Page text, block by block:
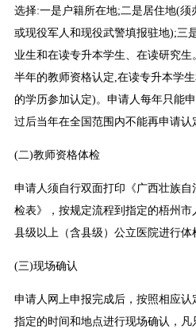
选择:一是户籍所在地;二是居住地(须
或现役军人和现役武警填报驻地);三
业生和在读专升本学生、在读研究
半年的教师资格认定,在读专升本学
的学历参加认定)。申请人每年只能
过后当年在全国范围内不能再申请认
(二)教师资格体检
申请人须自行双面打印《广西壮族
检表》，按规定流程到指定的梧州
县级以上（含县级）公立医院进行体
(三)现场确认
申请人网上申报完成后，按照相应
指定的时间和地点进行现场确认，